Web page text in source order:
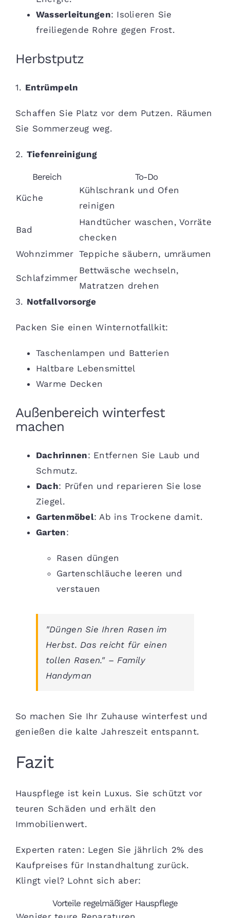
Wasserleitungen: Isolieren Sie
freiliegende Rohre gegen Frost.
Herbstputz
1. Entrümpeln
Schaffen Sie Platz vor dem Putzen. Räumen
Sie Sommerzeug weg.
2. Tiefenreinigung
Bereich To-Do
Küche
Kühlschrank und Ofen
reinigen
Bad
Handtücher waschen, Vorräte
checken
Wohnzimmer Teppiche säubern, umräumen
Schlafzimmer
Bettwäsche wechseln,
Matratzen drehen
3. Notfallvorsorge
Packen Sie einen Winternotfallkit:
Taschenlampen und Batterien
Haltbare Lebensmittel
Warme Decken
Außenbereich winterfest
machen
Dachrinnen: Entfernen Sie Laub und
Schmutz.
Dach: Prüfen und reparieren Sie lose
Ziegel.
Gartenmöbel: Ab ins Trockene damit.
Garten:
Rasen düngen
Gartenschläuche leeren und
verstauen
"Düngen Sie Ihren Rasen im
Herbst. Das reicht für einen
tollen Rasen." – Family
Handyman
So machen Sie Ihr Zuhause winterfest und
genießen die kalte Jahreszeit entspannt.
Fazit
Hauspflege ist kein Luxus. Sie schützt vor
teuren Schäden und erhält den
Immobilienwert.
Experten raten: Legen Sie jährlich 2% des
Kaufpreises für Instandhaltung zurück.
Klingt viel? Lohnt sich aber:
Vorteile regelmäßiger Hauspflege